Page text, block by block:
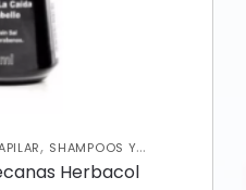
, SHAMPOOS Y
Herbacol